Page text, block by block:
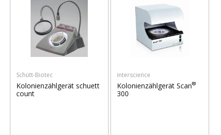
Schütt-Biotec
Kolonienzählgerät schuett
count
interscience
Kolonienzählgerät Scan®
300